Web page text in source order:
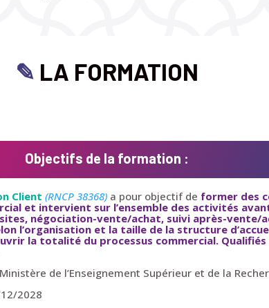
✎ LA FORMATION
Objectifs de la formation :
Client(RNCP 38368) a pour objectif de former des
et intervient sur l’ensemble des activités
négociation-vente/achat, suivi après-vente/
l’organisation et la taille de la structure
la totalité du processus commercial. Qualifiés
de l’Enseignement Supérieur et de la
2028